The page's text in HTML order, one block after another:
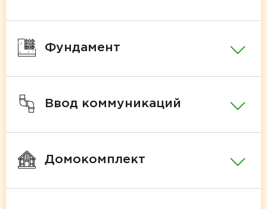
Фундамент
Ввод коммуникаций
Домокомплект